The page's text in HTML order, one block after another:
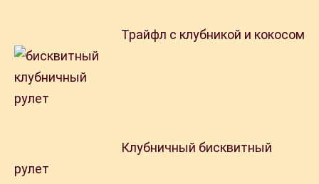
Трайфл с клубникой и кокосом
Клубничный бисквитный
рулет